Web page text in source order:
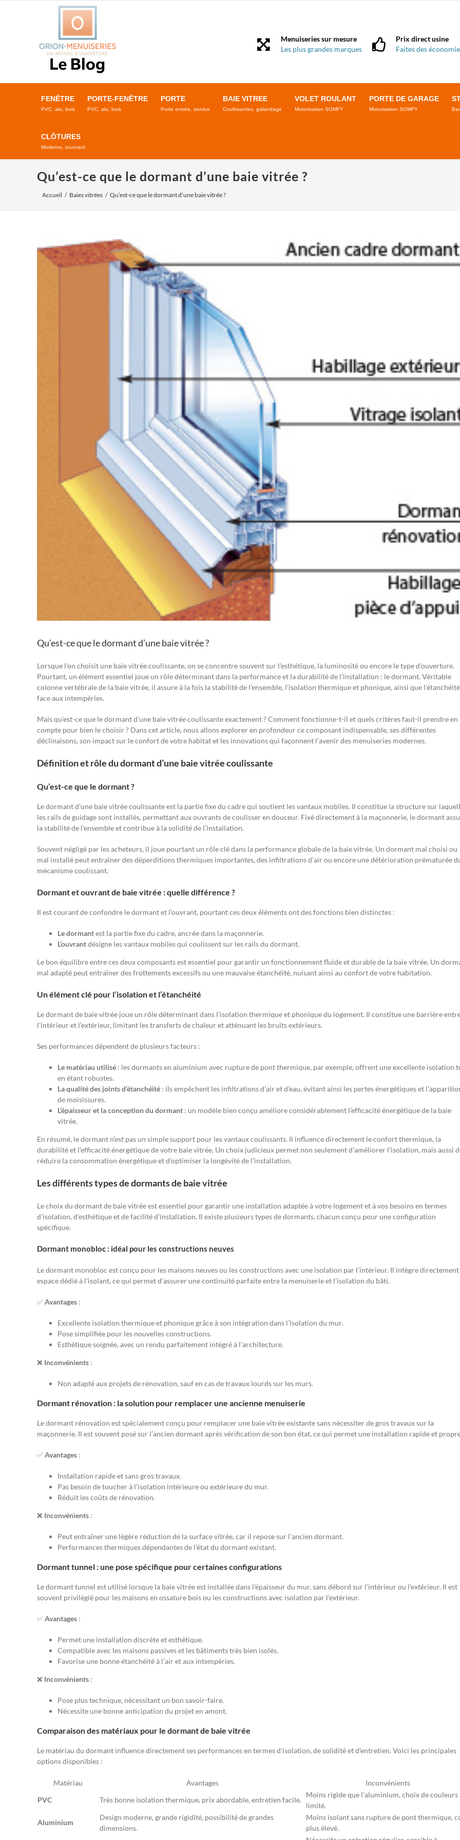
Menuiseries sur mesure
Les plus grandes marques
Prix direct usine
Faites des
FENÊTRE
PVC, alu, bois
PORTE-FENÊTRE
PVC, alu, bois
PORTE
Porte entrée, service
BAIE VITREE
Coulissantes, galandage
VOLET ROULANT
Motorisation SOMFY
PORTE DE GARAGE
Motorisation SOMFY
CLÔTURES
Moderne, tournant
Qu’est-ce que le dormant d’une baie vitrée ?
Accueil Baies vitrées Qu’est-ce que le dormant d’une baie vitrée ?
Voir
l'image
agrandie
Qu’est-ce que le dormant d’une baie vitrée ?
Lorsque l’on choisit une baie vitrée coulissante, on se concentre souvent sur l’esthétique, la luminosité ou encore le type d’ouverture.
Pourtant, un élément essentiel joue un rôle déterminant dans la performance et la durabilité de l’installation : le dormant. Véritable
colonne vertébrale de la baie vitrée, il assure à la fois la stabilité de l’ensemble, l’isolation thermique et phonique, ainsi que l’étanchéité
face aux intempéries.
Mais qu’est-ce que le dormant d’une baie vitrée coulissante exactement ? Comment fonctionne-t-il et quels critères faut-il prendre en
compte pour bien le choisir ? Dans cet article, nous allons explorer en profondeur ce composant indispensable, ses différentes
déclinaisons, son impact sur le confort de votre habitat et les innovations qui façonnent l’avenir des menuiseries modernes.
Définition et rôle du dormant d’une baie vitrée coulissante
Qu’est-ce que le dormant ?
Le dormant d’une baie vitrée coulissante est la partie fixe du cadre qui soutient les vantaux mobiles. Il constitue la structure sur
les rails de guidage sont installés, permettant aux ouvrants de coulisser en douceur. Fixé directement à la maçonnerie, le dormant
la stabilité de l’ensemble et contribue à la solidité de l’installation.
Souvent négligé par les acheteurs, il joue pourtant un rôle clé dans la performance globale de la baie vitrée. Un dormant mal choisi ou
mal installé peut entraîner des déperditions thermiques importantes, des infiltrations d’air ou encore une détérioration prématurée
mécanisme coulissant.
Dormant et ouvrant de baie vitrée : quelle différence ?
Il est courant de confondre le dormant et l’ouvrant, pourtant ces deux éléments ont des fonctions bien distinctes :
Le dormantest la partie fixe du cadre, ancrée dans la maçonnerie.
L’ouvrantdésigne les vantaux mobiles qui coulissent sur les rails du dormant.
Le bon équilibre entre ces deux composants est essentiel pour garantir un fonctionnement fluide et durable de la baie vitrée. Un
mal adapté peut entraîner des frottements excessifs ou une mauvaise étanchéité, nuisant ainsi au confort de votre habitation.
Un élément clé pour l’isolation et l’étanchéité
Le dormant de baie vitrée joue un rôle déterminant dans l’isolation thermique et phonique du logement. Il constitue une barrière
l’intérieur et l’extérieur, limitant les transferts de chaleur et atténuant les bruits extérieurs.
Ses performances dépendent de plusieurs facteurs :
Le matériau utilisé : les dormants en aluminium avec rupture de pont thermique, par exemple, offrent une excellente isolation
en étant robustes.
La qualité des joints d’étanchéité : ils empêchent les infiltrations d’air et d’eau, évitant ainsi les pertes énergétiques et
de moisissures.
L’épaisseur et la conception du dormant : un modèle bien conçu améliore considérablement l’efficacité énergétique de la baie
vitrée.
En résumé, le dormant n’est pas un simple support pour les vantaux coulissants. Il influence directement le confort thermique, la
durabilité et l’efficacité énergétique de votre baie vitrée. Un choix judicieux permet non seulement d’améliorer l’isolation, mais aussi
réduire la consommation énergétique et d’optimiser la longévité de l’installation.
Les différents types de dormants de baie vitrée
Le choix du dormant de baie vitrée est essentiel pour garantir une installation adaptée à votre logement et à vos besoins en termes
d’isolation, d’esthétique et de facilité d’installation. Il existe plusieurs types de dormants, chacun conçu pour une configuration
spécifique.
Dormant monobloc : idéal pour les constructions neuves
Le dormant monobloc est conçu pour les maisons neuves ou les constructions avec une isolation par l’intérieur. Il intègre
espace dédié à l’isolant, ce qui permet d’assurer une continuité parfaite entre la menuiserie et l’isolation du bâti.
✅Avantages :
Excellente isolation thermique et phonique grâce à son intégration dans l’isolation du mur.
Pose simplifiée pour les nouvelles constructions.
Esthétique soignée, avec un rendu parfaitement intégré à l’architecture.
❌ Inconvénients :
Non adapté aux projets de rénovation, sauf en cas de travaux lourds sur les murs.
Dormant rénovation : la solution pour remplacer une ancienne menuiserie
Le dormant rénovation est spécialement conçu pour remplacer une baie vitrée existante sans nécessiter de gros travaux sur la
maçonnerie. Il est souvent posé sur l’ancien dormant après vérification de son bon état, ce qui permet une installation rapide et
✅Avantages :
Installation rapide et sans gros travaux.
Pas besoin de toucher à l’isolation intérieure ou extérieure du mur.
Réduit les coûts de rénovation.
❌ Inconvénients :
Peut entraîner une légère réduction de la surface vitrée, car il repose sur l’ancien dormant.
Performances thermiques dépendantes de l’état du dormant existant.
Dormant tunnel : une pose spécifique pour certaines configurations
Le dormant tunnel est utilisé lorsque la baie vitrée est installée dans l’épaisseur du mur, sans débord sur l’intérieur ou l’extérieur. Il est
souvent privilégié pour les maisons en ossature bois ou les constructions avec isolation par l’extérieur.
✅Avantages :
Permet une installation discrète et esthétique.
Compatible avec les maisons passives et les bâtiments très bien isolés.
Favorise une bonne étanchéité à l’air et aux intempéries.
❌ Inconvénients :
Pose plus technique, nécessitant un bon savoir-faire.
Nécessite une bonne anticipation du projet en amont.
Comparaison des matériaux pour le dormant de baie vitrée
Le matériau du dormant influence directement ses performances en termes d’isolation, de solidité et d’entretien. Voici les principales
options disponibles :
Matériau Avantages
Inconvénients
PVC
Très bonne isolation thermique, prix abordable, entretien facile.
Moins rigide que l’aluminium, choix de couleurs
limité.
Aluminium
Design moderne, grande rigidité, possibilité de grandes
dimensions.
Moins isolant sans rupture de pont thermique,
plus élevé.